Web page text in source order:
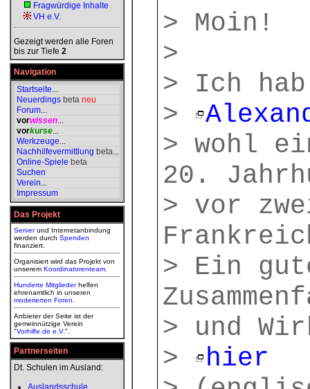
Fragwürdige Inhalte
VH e.V.
Gezeigt werden alle Foren
bis zur Tiefe 2
Navigation
Startseite...
Neuerdings beta neu
Forum...
vorwissen...
vorkurse...
Werkzeuge...
Nachhilfevermittlung beta...
Online-Spiele beta
Suchen
Verein...
Impressum
Das Projekt
Serverund Internetanbindung
werden durch Spenden
finanziert.
Organisiert wird das Projekt von
unserem Koordinatorenteam
Hunderte Mitgliederhelfen
ehrenamtlich in unseren
moderierten Foren
Anbieter der Seite ist der
gemeinnützige Verein
"Vorhilfe.de e.V.".
Partnerseiten
Dt. Schulen im Ausland:
Auslandsschule
> Moin!
>
> Ich
>
> wohl
20.
> vor
> Ein
> und
>
hier